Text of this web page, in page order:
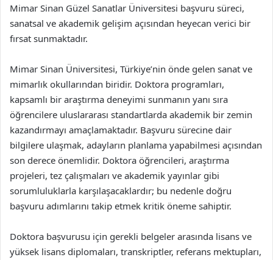
Mimar Sinan Güzel Sanatlar Üniversitesi başvuru süreci,
sanatsal ve akademik gelişim açısından heyecan verici bir
fırsat sunmaktadır.
Mimar Sinan Üniversitesi, Türkiye’nin önde gelen sanat ve
mimarlık okullarından biridir. Doktora programları,
kapsamlı bir araştırma deneyimi sunmanın yanı sıra
öğrencilere uluslararası standartlarda akademik bir zemin
kazandırmayı amaçlamaktadır. Başvuru sürecine dair
bilgilere ulaşmak, adayların planlama yapabilmesi açısından
son derece önemlidir. Doktora öğrencileri, araştırma
projeleri, tez çalışmaları ve akademik yayınlar gibi
sorumluluklarla karşılaşacaklardır; bu nedenle doğru
başvuru adımlarını takip etmek kritik öneme sahiptir.
Doktora başvurusu için gerekli belgeler arasında lisans ve
yüksek lisans diplomaları, transkriptler, referans mektupları,